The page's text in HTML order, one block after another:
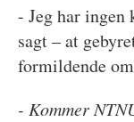
- Jeg har ingen
sagt – at
formildende
- Kommer